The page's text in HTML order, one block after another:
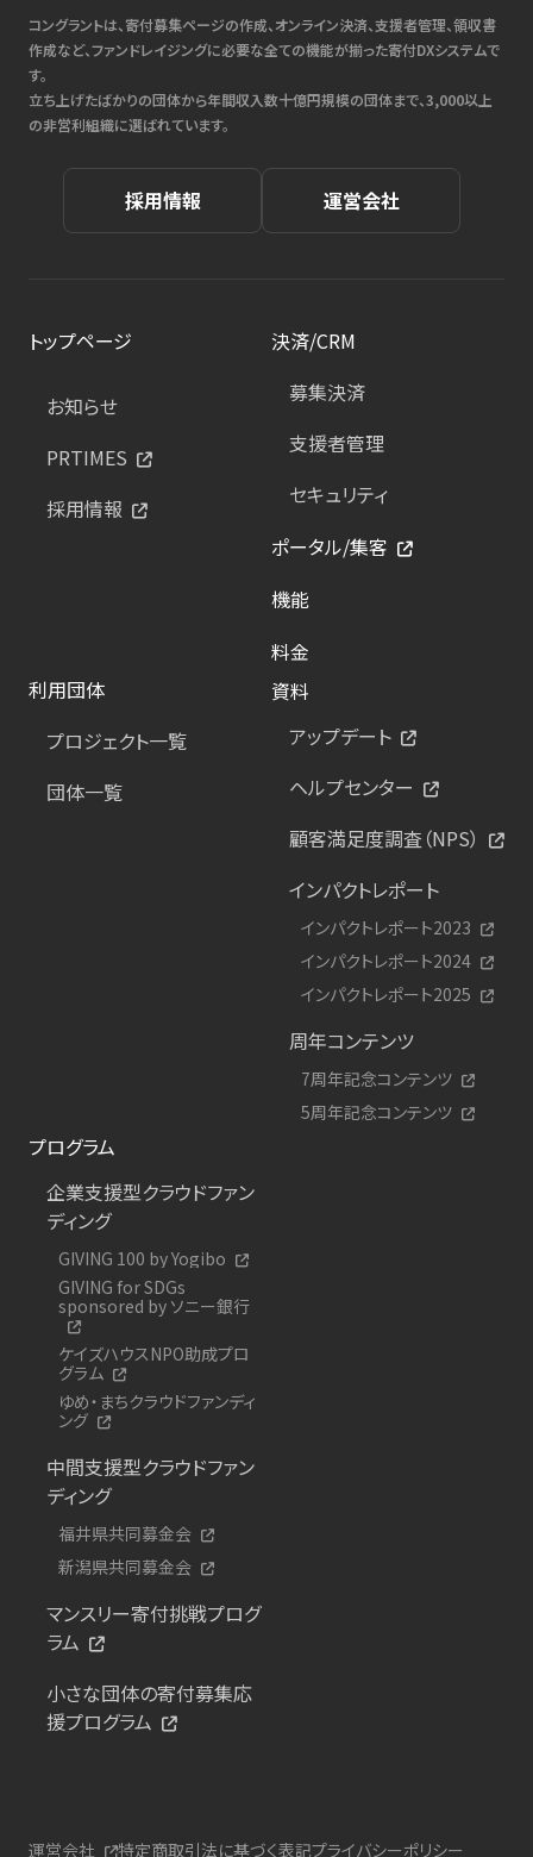
コングラントは、寄付募集ページの作成、オンライン決済、支援者管理、領収書
作成など、ファンドレイジングに必要な全ての機能が揃った寄付DXシステムで
す。
立ち上げたばかりの団体から年間収入数十億円規模の団体まで、3,000以上
の非営利組織に選ばれています。
採用情報 運営会社
トップページ
お知らせ
PRTIMES
採用情報
決済/CRM
募集決済
支援者管理
セキュリティ
ポータル/集客
機能
料金
利用団体
プロジェクト一覧
団体一覧
資料
アップデート
ヘルプセンター
顧客満足度調査（NPS）
インパクトレポート
インパクトレポート2023
インパクトレポート2024
インパクトレポート2025
周年コンテンツ
7周年記念コンテンツ
5周年記念コンテンツ
プログラム
企業支援型クラウドファン
ディング
GIVING 100 by Yogibo
GIVING for SDGs
sponsored by ソニー銀行
ケイズハウスNPO助成プロ
グラム
ゆめ・まちクラウドファンディ
ング
中間支援型クラウドファン
ディング
福井県共同募金会
新潟県共同募金会
マンスリー寄付挑戦プログ
ラム
小さな団体の寄付募集応
援プログラム
運営会社 特定商取引法に基づく表記プライバシーポリシー